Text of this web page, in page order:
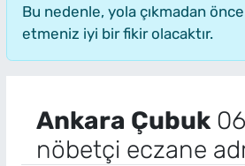
Bu nedenle, yola çıkmadan
etmeniz iyi bir fikir olacaktır.
Ankara Çubuk06
nöbetçi eczane